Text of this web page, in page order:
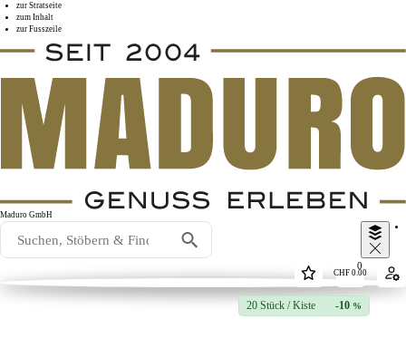
zur Stratseite
zum Inhalt
zur Fusszeile
Maduro GmbH
CHF0.00
0
20 Stück / Kiste -10 %